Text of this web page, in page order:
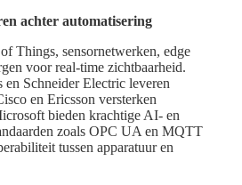
achter automatisering
Things, sensornetwerken, edge
voor real-time zichtbaarheid.
en Schneider Electric leveren
en Ericsson versterken
bieden krachtige AI- en
zoals OPC UA en MQTT
tussen apparatuur en